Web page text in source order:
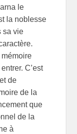
le
la noblesse
sa vie
mémoire
C’est
de
de la
que
de la
à